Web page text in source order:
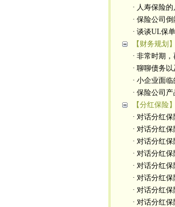
· 人寿保险
· 保险公司
· 谈谈UL保
【财务规划】
· 非常时期
· 聊聊债务
· 小企业面
· 保险公司
【分红保险】
· 对话分红保
· 对话分红保
· 对话分红保
· 对话分红保
· 对话分红保
· 对话分红保
· 对话分红保
· 对话分红保